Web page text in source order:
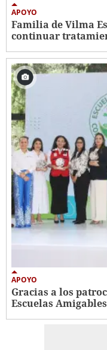
APOYO
Familia de Vilma
continuar
APOYO
Gracias a los
Escuelas